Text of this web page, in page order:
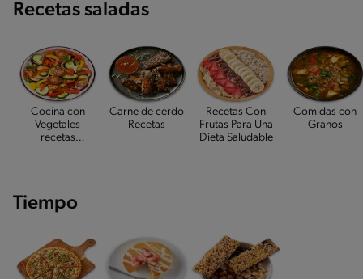
Recetas saladas
Cocina con
Vegetales
recetas
Carne de cerdo
Recetas
Recetas Con
Frutas Para Una
Dieta Saludable
Comidas con
Granos
Tiempo